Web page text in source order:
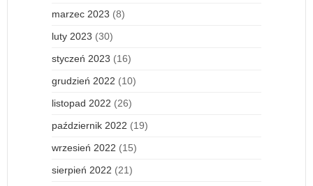
marzec 2023 (8)
luty 2023 (30)
styczeń 2023 (16)
grudzień 2022 (10)
listopad 2022 (26)
październik 2022 (19)
wrzesień 2022 (15)
sierpień 2022 (21)